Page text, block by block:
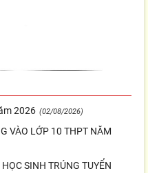
2026 (02/08/2026)
VÀO LỚP 10 THPT NĂM
SINH TRÚNG TUYỂN